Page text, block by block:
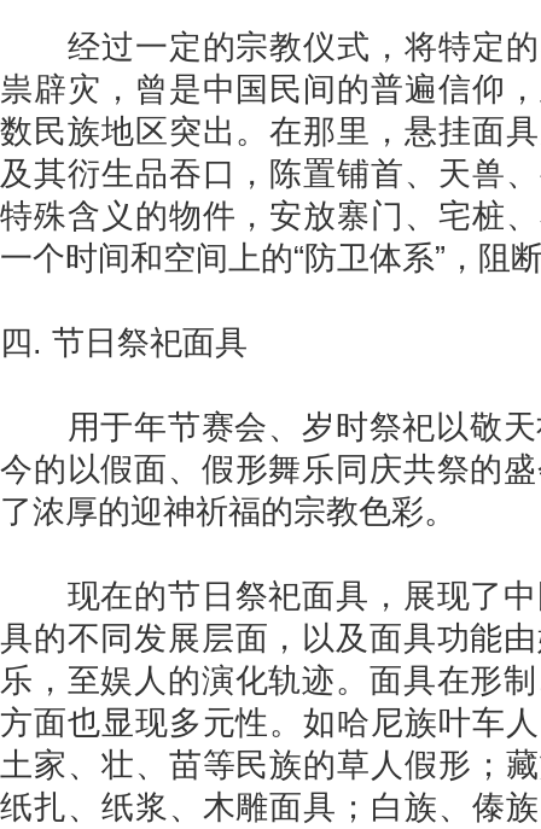
经过一定的宗教仪式，将特定的
祟辟灾，曾是中国民间的普遍信仰
数民族地区突出。在那里，悬挂面
及其衍生品吞口，陈置铺首、天兽
特殊含义的物件，安放寨门、宅桩
一个时间和空间上的“防卫体系”，阻
四. 节日祭祀面具
用于年节赛会、岁时祭祀以敬天
今的以假面、假形舞乐同庆共祭的
了浓厚的迎神祈福的宗教色彩。
现在的节日祭祀面具，展现了中
具的不同发展层面，以及面具功能
乐，至娱人的演化轨迹。面具在形
方面也显现多元性。如哈尼族叶车
土家、壮、苗等民族的草人假形；
纸扎、纸浆、木雕面具；白族、傣